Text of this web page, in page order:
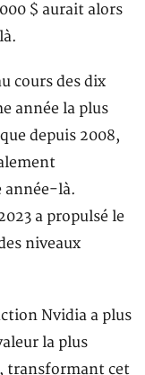
$ aurait alors
cours des dix
année la plus
depuis 2008,
année-là.
a propulsé le
niveaux
Nvidia a plus
la plus
transformant cet